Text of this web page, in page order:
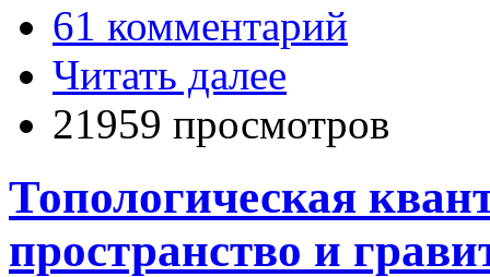
61 комментарий
Читать далее
21959 просмотров
Топологическая
пространство и